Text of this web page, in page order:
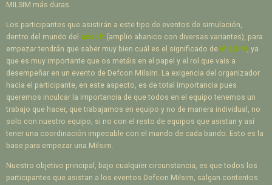
MILSIM más duras.
Los participantes que asistirán a este tipo de eventos de simulación,
dentro del mundo del airsoft (amplio abanico con diversas variantes), para
empezar tendrán que saber muy bien cuál es el significado de MILSIM , ya
que es muy importante que os metáis en el papel y el rol que vais a
desempeñar en un evento de Defcon Milsim. La exigencia del organizador
hacia el participante, en este aspecto, es de total importancia pues
queremos inculcar la importancia de que todos en el equipo tenemos un
trabajo que hacer, que trabajamos en equipo y no de manera individual, no
solo con nuestro equipo, si no con el resto de equipos que asistan y así
tener una coordinación impecable con el mando de cada bando. Esto es la
base para empezar una Milsim.
Nuestro objetivo principal, bajo cualquier circunstancia, es que todos los
participantes que asistan a los eventos Defcon Milsim, salgan contentos